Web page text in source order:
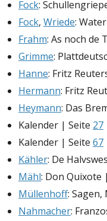
Fock:
Fock, Wriede:
Frahm: As noch de
Grimme:
Hanne: Fritz
Hermann: Fritz
Heymann: Das
Kalender | Seite 27
Kalender | Seite 67
Kähler: De
Mähl: Don Quixote
Müllenhoff:
Nahmacher: